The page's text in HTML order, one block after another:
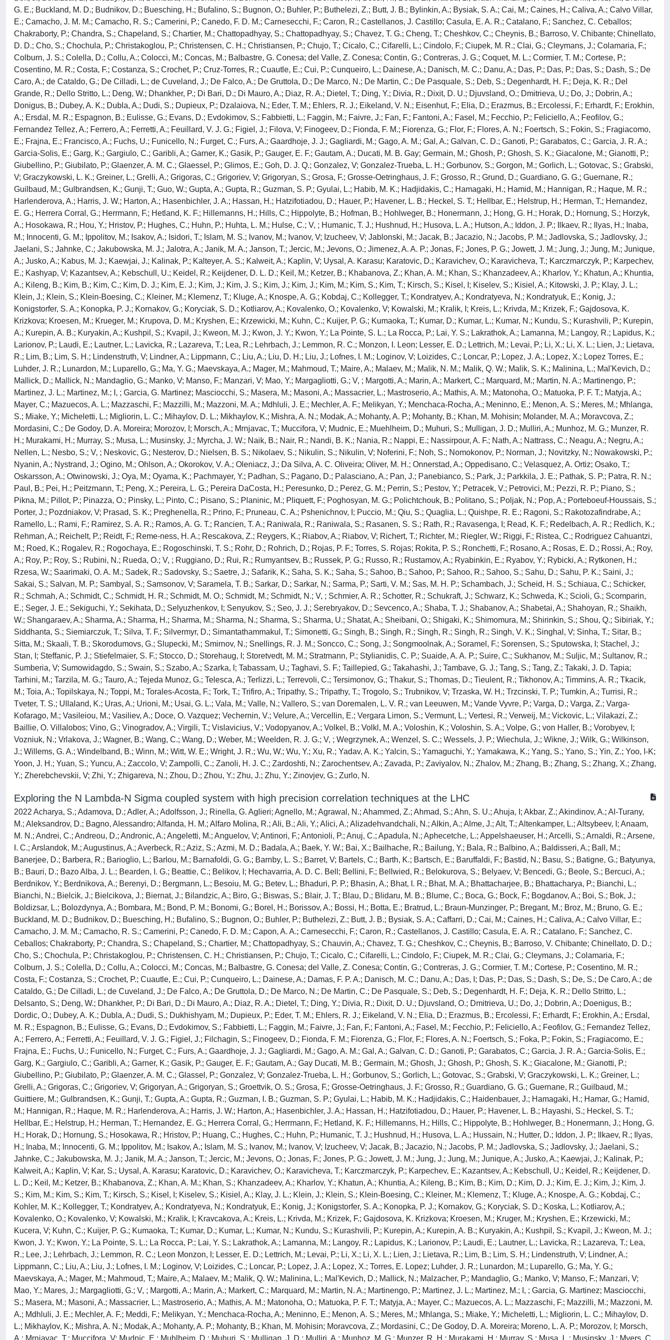
Exploring the N Lambda-N Sigma coupled system with high precision correlation techniques at the LHC
2022 Acharya, S.; Adamova, D.; Adler, A.; Adolfsson, J.; Rinella, G. Aglieri; Agnello, M.; Agrawal, N.; Ahammed, Z.; Ahmad, S.; Ahn, S. U.; Ahuja, I; Akbar, Z.; Akindinov, A.; Al-Turany, M.; Aleksandrov, D.; Bagno, Alessandro; Alfanda, H. M.; Alfaro Molina, R.; Ali, B.; Ali, Y.; Alici, A.; Alizadehvandchali, N.; Alkin, A.; Alme, J.; Alt, T.; Altenkamper, L.; Altsybeev, I; Anaam, M. N.; Andrei, C.; Andreou, D.; Andronic, A.; Angeletti, M.; Anguelov, V; Antinori, F.; Antonioli, P.; Anuj, C.; Apadula, N.; Aphecetche, L.; Appelshaeuser, H.; Arcelli, S.; Arnaldi, R.; Arsene, I. C.; Arslandok, M.; Augustinus, A.; Averbeck, R.; Aziz, S.; Azmi, M. D.; Badala, A.; Baek, Y. W.; Bai, X.; Bailhache, R.; Bailung, Y.; Bala, R.; Balbino, A.; Baldisseri, A.; Ball, M.; Banerjee, D.; Barbera, R.; Barioglio, L.; Barlou, M.; Barnafoldi, G. G.; Barnby, L. S.; Barret, V; Bartels, C.; Barth, K.; Bartsch, E.; Baruffaldi, F.; Bastid, N.; Basu, S.; Batigne, G.; Batyunya, B.; Bauri, D.; Bazo Alba, J. L.; Bearden, I. G.; Beattie, C.; Belikov, I; Hechavarria, A. D. C. Bell; Bellini, F.; Bellwied, R.; Belokurova, S.; Belyaev, V; Bencedi, G.; Beole, S.; Bercuci, A.; Berdnikov, Y.; Berdnikova, A.; Berenyi, D.; Bergmann, L.; Besoiu, M. G.; Betev, L.; Bhaduri, P. P.; Bhasin, A.; Bhat, I. R.; Bhat, M. A.; Bhattacharjee, B.; Bhattacharya, P.; Bianchi, L.; Bianchi, N.; Bielcik, J.; Bielcikova, J.; Biernat, J.; Bilandzic, A.; Biro, G.; Biswas, S.; Blair, J. T.; Blau, D.; Blidaru, M. B.; Blume, C.; Boca, G.; Bock, F.; Bogdanov, A.; Boi, S.; Bok, J.; Boldizsar, L.; Bolozdynya, A.; Bombara, M.; Bond, P. M.; Bonomi, G.; Borel, H.; Borissov, A.; Bossi, H.; Botta, E.; Bratrud, L.; Braun-Munzinger, P.; Bregant, M.; Broz, M.; Bruno, G. E.; Buckland, M. D.; Budnikov, D.; Buesching, H.; Bufalino, S.; Bugnon, O.; Buhler, P.; Buthelezi, Z.; Butt, J. B.; Bysiak, S. A.; Caffarri, D.; Cai, M.; Caines, H.; Caliva, A.; Calvo Villar, E.; Camacho, J. M. M.; Camacho, R. S.; Camerini, P.; Canedo, F. D. M.; Capon, A. A.; Carnesecchi, F.; Caron, R.; Castellanos, J. Castillo; Casula, E. A. R.; Catalano, F.; Sanchez, C. Ceballos; Chakraborty, P.; Chandra, S.; Chapeland, S.; Chartier, M.; Chattopadhyay, S.; Chauvin, A.; Chavez, T. G.; Cheshkov, C.; Cheynis, B.; Barroso, V. Chibante; Chinellato, D. D.; Cho, S.; Chochula, P.; Christakoglou, P.; Christensen, C. H.; Christiansen, P.; Chujo, T.; Cicalo, C.; Cifarelli, L.; Cindolo, F.; Ciupek, M. R.; Clai, G.; Cleymans, J.; Colamaria, F.; Colburn, J. S.; Colella, D.; Collu, A.; Colocci, M.; Concas, M.; Balbastre, G. Conesa; del Valle, Z. Conesa; Contin, G.; Contreras, J. G.; Cormier, T. M.; Cortese, P.; Cosentino, M. R.; Costa, F.; Costanza, S.; Crochet, P.; Cuautle, E.; Cui, P.; Cunqueiro, L.; Dainese, A.; Damas, F. P. A.; Danisch, M. C.; Danu, A.; Das, I; Das, P.; Das, S.; Dash, S.; De, S.; De Caro, A.; de Cataldo, G.; De Cilladi, L.; de Cuveland, J.; De Falco, A.; De Gruttola, D.; De Marco, N.; De Martin, C.; De Pasquale, S.; Deb, S.; Degenhardt, H. F.; Deja, K. R.; Dello Stritto, L.; Delsanto, S.; Deng, W.; Dhankher, P.; Di Bari, D.; Di Mauro, A.; Diaz, R. A.; Dietel, T.; Ding, Y.; Divia, R.; Dixit, D. U.; Djuvsland, O.; Dmitrieva, U.; Do, J.; Dobrin, A.; Doenigus, B.; Dordic, O.; Dubey, A. K.; Dubla, A.; Dudi, S.; Dukhishyam, M.; Dupieux, P.; Eder, T. M.; Ehlers, R. J.; Eikeland, V. N.; Elia, D.; Erazmus, B.; Ercolessi, F.; Erhardt, F.; Erokhin, A.; Ersdal, M. R.; Espagnon, B.; Eulisse, G.; Evans, D.; Evdokimov, S.; Fabbietti, L.; Faggin, M.; Faivre, J.; Fan, F.; Fantoni, A.; Fasel, M.; Fecchio, P.; Feliciello, A.; Feofilov, G.; Fernandez Tellez, A.; Ferrero, A.; Ferretti, A.; Feuillard, V. J. G.; Figiel, J.; Filchagin, S.; Finogeev, D.; Fionda, F. M.; Fiorenza, G.; Flor, F.; Flores, A. N.; Foertsch, S.; Foka, P.; Fokin, S.; Fragiacomo, E.; Frajna, E.; Fuchs, U.; Funicello, N.; Furget, C.; Furs, A.; Gaardhoje, J. J.; Gagliardi, M.; Gago, A. M.; Gal, A.; Galvan, C. D.; Ganoti, P.; Garabatos, C.; Garcia, J. R. A.; Garcia-Solis, E.; Garg, K.; Gargiulo, C.; Garibli, A.; Garner, K.; Gasik, P.; Gauger, E. F.; Gautam, A.; Gay Ducati, M. B.; Germain, M.; Ghosh, J.; Ghosh, P.; Ghosh, S. K.; Giacalone, M.; Gianotti, P.; Giubellino, P.; Giubilato, P.; Glaenzer, A. M. C.; Glassel, P.; Gonzalez, V; Gonzalez-Trueba, L. H.; Gorbunov, S.; Gorlich, L.; Gotovac, S.; Grabski, V; Graczykowski, L. K.; Greiner, L.; Grelli, A.; Grigoras, C.; Grigoriev, V; Grigoryan, A.; Grigoryan, S.; Groettvik, O. S.; Grosa, F.; Grosse-Oetringhaus, J. F.; Grosso, R.; Guardiano, G. G.; Guernane, R.; Guilbaud, M.; Guittiere, M.; Gulbrandsen, K.; Gunji, T.; Gupta, A.; Gupta, R.; Guzman, I. B.; Guzman, S. P.; Gyulai, L.; Habib, M. K.; Hadjidakis, C.; Haidenbauer, J.; Hamagaki, H.; Hamar, G.; Hamid, M.; Hannigan, R.; Haque, M. R.; Harlenderova, A.; Harris, J. W.; Harton, A.; Hasenbichler, J. A.; Hassan, H.; Hatzifotiadou, D.; Hauer, P.; Havener, L. B.; Hayashi, S.; Heckel, S. T.; Hellbar, E.; Helstrup, H.; Herman, T.; Hernandez, E. G.; Herrera Corral, G.; Herrmann, F.; Hetland, K. F.; Hillemanns, H.; Hills, C.; Hippolyte, B.; Hohlweger, B.; Honermann, J.; Hong, G. H.; Horak, D.; Hornung, S.; Hosokawa, R.; Hristov, P.; Huang, C.; Hughes, C.; Huhn, P.; Humanic, T. J.; Hushnud, H.; Husova, L. A.; Hussain, N.; Hutter, D.; Iddon, J. P.; Ilkaev, R.; Ilyas, H.; Inaba, M.; Innocenti, G. M.; Ippolitov, M.; Isakov, A.; Islam, M. S.; Ivanov, M.; Ivanov, V; Izucheev, V; Jacak, B.; Jacazio, N.; Jacobs, P. M.; Jadlovska, S.; Jadlovsky, J.; Jaelani, S.; Jahnke, C.; Jakubowska, M. J.; Janik, M. A.; Janson, T.; Jercic, M.; Jevons, O.; Jonas, F.; Jones, P. G.; Jowett, J. M.; Jung, J.; Jung, M.; Junique, A.; Jusko, A.; Kaewjai, J.; Kalinak, P.; Kalweit, A.; Kaplin, V; Kar, S.; Uysal, A. Karasu; Karatovic, D.; Karavichev, O.; Karavicheva, T.; Karczmarczyk, P.; Karpechev, E.; Kazantsev, A.; Kebschull, U.; Keidel, R.; Keijdener, D. L. D.; Keil, M.; Ketzer, B.; Khabanova, Z.; Khan, A. M.; Khan, S.; Khanzadeev, A.; Kharlov, Y.; Khatun, A.; Khuntia, A.; Kileng, B.; Kim, B.; Kim, D.; Kim, D. J.; Kim, E. J.; Kim, J.; Kim, J. S.; Kim, M.; Kim, S.; Kim, T.; Kirsch, S.; Kisel, I; Kiselev, S.; Kisiel, A.; Klay, J. L.; Klein, J.; Klein, S.; Klein-Boesing, C.; Kleiner, M.; Klemenz, T.; Kluge, A.; Knospe, A. G.; Kobdaj, C.; Kohler, M. K.; Kollegger, T.; Kondratyev, A.; Kondratyeva, N.; Kondratyuk, E.; Konig, J.; Konigstorfer, S. A.; Konopka, P. J.; Kornakov, G.; Koryciak, S. D.; Koska, L.; Kotliarov, A.; Kovalenko, O.; Kovalenko, V; Kowalski, M.; Kralik, I; Kravcakova, A.; Kreis, L.; Krivda, M.; Krizek, F.; Gajdosova, K. Krizkova; Kroesen, M.; Kruger, M.; Kryshen, E.; Krzewicki, M.; Kucera, V; Kuhn, C.; Kuijer, P. G.; Kumaoka, T.; Kumar, D.; Kumar, L.; Kumar, N.; Kundu, S.; Kurashvili, P.; Kurepin, A.; Kurepin, A. B.; Kuryakin, A.; Kushpil, S.; Kvapil, J.; Kweon, M. J.; Kwon, J. Y.; Kwon, Y.; La Pointe, S. L.; La Rocca, P.; Lai, Y. S.; Lakrathok, A.; Lamanna, M.; Langoy, R.; Lapidus, K.; Larionov, P.; Laudi, E.; Lautner, L.; Lavicka, R.; Lazareva, T.; Lea, R.; Lee, J.; Lehrbach, J.; Lemmon, R. C.; Leon Monzon, I; Lesser, E. D.; Lettrich, M.; Levai, P.; Li, X.; Li, X. L.; Lien, J.; Lietava, R.; Lim, B.; Lim, S. H.; Lindenstruth, V; Lindner, A.; Lippmann, C.; Liu, A.; Liu, J.; Lofnes, I. M.; Loginov, V; Loizides, C.; Loncar, P.; Lopez, J. A.; Lopez, X.; Torres, E. Lopez; Luhder, J. R.; Lunardon, M.; Luparello, G.; Ma, Y. G.; Maevskaya, A.; Mager, M.; Mahmoud, T.; Maire, A.; Malaev, M.; Malik, Q. W.; Malinina, L.; Mal'Kevich, D.; Mallick, N.; Malzacher, P.; Mandaglio, G.; Manko, V; Manso, F.; Manzari, V; Mao, Y.; Mares, J.; Margagliotti, G.; V, ; Margotti, A.; Marin, A.; Markert, C.; Marquard, M.; Martin, N. A.; Martinengo, P.; Martinez, J. L.; Martinez, M.; I, ; Garcia, G. Martinez; Masciocchi, S.; Masera, M.; Masoni, A.; Massacrier, L.; Mastroserio, A.; Mathis, A. M.; Matonoha, O.; Matuoka, P. F. T.; Matyja, A.; Mayer, C.; Mazuecos, A. L.; Mazzaschi, F.; Mazzilli, M.; Mazzoni, M. A.; Mdhluli, J. E.; Mechler, A. F.; Meddi, F.; Melikyan, Y.; Menchaca-Rocha, A.; Meninno, E.; Menon, A. S.; Meres, M.; Mhlanga, S.; Miake, Y.; Micheletti, L.; Migliorin, L. C.; Mihaylov, D. L.; Mikhaylov, K.; Mishra, A. N.; Modak, A.; Mohanty, A. P.; Mohanty, B.; Khan, M. Mohisin; Moravcova, Z.; Mordasini, C.; De Godoy, D. A. Moreira; Moreno, L. A. P.; Morozov, I; Morsch, A.; Mrnjavac, T.; Muccifora, V; Mudnic, E.; Muhlheim, D.; Muhuri, S.; Mulligan, J. D.; Mulliri, A.; Munhoz, M. G.; Munzer, R. H.; Murakami, H.; Murray, S.; Musa, L.; Musinsky, J.; Myers, C. J.; Myrcha, J. W.; Naik, B.; Nair, R.; Nandi, B. K.; Nania, R.; Nappi, E.; Naru, M. U.; Nassirpour, A. F.; Nath, A.; Nattrass, C.; Neagu, A.; Nellen, L.; Nesbo, S.; V, ; Neskovic, G.; Nesterov, D.; Nielsen, B. S.; Nikolaev, S.; Nikulin, S.; Nikulin, V; Noferini, F.; Noh, S.; Nomokonov, P.; Norman, J.; Novitzky, N.; Nowakowski, P.; Nyanin, A.; Nystrand, J.; Ogino, M.; Ohlson, A.; Okorokov, V. A.; Oleniacz, J.; Da Silva, A. C. Oliveira; Oliver, M. H.; Onnerstad, A.; Oppedisano, C.; Ortiz Velasquez, A.; Osako, T.; Oskarsson, A.; Otwinowski, J.; Oyama, K.; Pachmayer, Y.; Padhan, S.; Pagano, D.; Palasciano, A.; Pan, J.; Panebianco, S.; Pareek, P.; Park, J.; Parkkila, J. E.; Pathak, S. P.; Patra, R. N.; Paul, B.; Pazzini, J.; Pei, H.; Peitzmann, T.; Peng, X.; Pereira, L. G.; Da Costa, H. Pereira; Peresunko, D.; Perez, G. M.; Perrin, S.; Pestov, Y.; Petracek, V; Petrovici, M.; Pezzi, R. P.; Piano, S.; Pikna, M.; Pillot, P.; Pinazza, O.; Pinsky, L.; Pinto, C.; Pisano, S.; Planinic, M.; Pliquett, F.; Poghosyan, M. G.; Polichtchouk, B.; Politano, S.; Poljak, N.; Pop, A.; Porteboeuf-Houssais, S.; Porter, J.; Pozdniakov, V; Prasad, S. K.; Preghenella, R.; Prino, F.; Pruneau, C. A.; Pshenichnov, I; Puccio, M.; Qiu, S.; Quaglia, L.; Quishpe, R. E.; Ragoni, S.; Rakotozafindrabe, A.; Ramello, L.; Rami, F.; Ramirez, S. A. R.; Ramos, A. G. T.; Raniwala, R.; Raniwala, S.; Rasanen, S. S.; Rath, R.; Ravasenga, I; Read, K. F.; Redelbach, A. R.; Redlich, K.; Rehman, A.; Reichelt, P.; Reidt, F.